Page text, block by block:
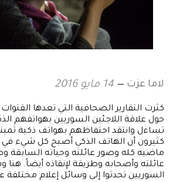
لاما عزت 14 مايو 2016
كثرت التقارير الصحافية التي تعدها
حول علاقة اللاجئين السوريين بهواتفهم
تساءل وانتقد احتفاظهم بهواتف ذكية
كثيرون أن الهاتف الذكي أصبح كل شيء في
ماضيه كله وصور عائلته وحياته السابقة
عائلته وأصحابه وطريقة لإنقاذه أيضاً.
السوريين تحدثوا إلى وسائل إعلام مختلفة